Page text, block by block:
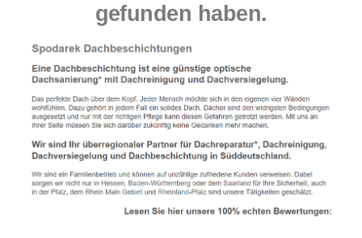
gefunden haben.